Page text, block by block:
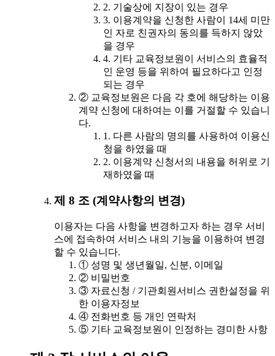
2. 기술상에 지장이 있는 경우
3. 이용계약을 신청한 사람이 14세 미만
인 자로 친권자의 동의를 득하지 않았
을 경우
4. 기타 교육정보원이 서비스의 효율적
인 운영 등을 위하여 필요하다고 인정
되는 경우
② 교육정보원은 다음 각 호에 해당하는 이용
계약 신청에 대하여는 이를 거절할 수 있습니
다.
1. 다른 사람의 명의를 사용하여 이용신
청을 하였을 때
2. 이용계약 신청서의 내용을 허위로 기
재하였을 때
제 8 조 (계약사항의 변경)
이용자는 다음 사항을 변경하고자 하는 경우 서비
스에 접속하여 서비스 내의 기능을 이용하여 변경
할 수 있습니다.
① 성명 및 생년월일, 신분, 이메일
② 비밀번호
③ 자료신청 / 기관회원서비스 권한설정을 위
한 이용자정보
④ 전화번호 등 개인 연락처
⑤ 기타 교육정보원이 인정하는 경미한 사항